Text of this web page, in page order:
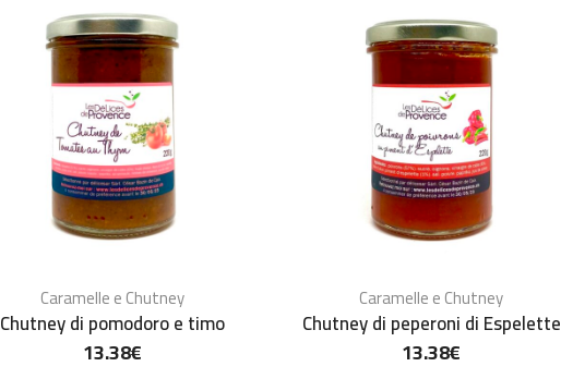
Caramelle e Chutney
Chutney di pomodoro e timo
13.38€
Caramelle e Chutney
Chutney di peperoni di Espelette
13.38€